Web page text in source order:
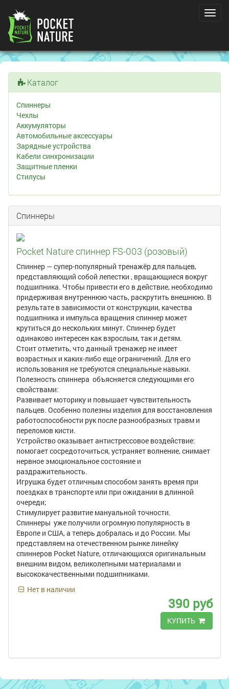
Каталог
Спиннеры
Чехлы
Аккумуляторы
Автомобильные аксессуары
Зарядные устройства
Кабели синхронизации
Защитные пленки
Стилусы
Спиннеры
Pocket Nature спиннер FS-003 (розовый)
Спиннер — супер-популярный тренажёр для пальцев,
представляющий собой лепестки , вращающиеся вокруг
подшипника. Чтобы привести его в действие, необходимо
придерживая внутреннюю часть, раскрутить внешнюю. В
результате в зависимости от конструкции, качества
подшипника и импульса вращения спиннер может
крутиться до нескольких минут. Спиннер будет
одинаково интересен как взрослым, так и детям.
Стоит отметить, что данный тренажер не имеет
возрастных и каких-либо еще ограничений. Для его
использования не требуются специальные навыки.
Полезность спиннера объясняется следующими его
свойствами:
Развивает моторику и повышает чувствительность
пальцев. Особенно полезны изделия для восстановления
работоспособности рук после разнообразных травм и
переломов кисти.
Устройство оказывает антистрессовое воздействие:
помогает сосредоточиться, устраняет волнение, снимает
нервное эмоциональное состояние и
раздражительность.
Игрушка будет отличным способом занять время при
поездках в транспорте или при ожидании в длинной
очереди;
Стимулирует развитие мануальной точности.
Спиннеры уже получили огромную популярность в
Европе и США, а теперь добралась и до России. Мы
представляем на отечественном рынке линейку
спиннеров Pocket Nature, отличающихся оригинальным
внешним видом, великолепными материалами и
высококачественными подшипниками.
Нет в наличии
390 руб
КУПИТЬ